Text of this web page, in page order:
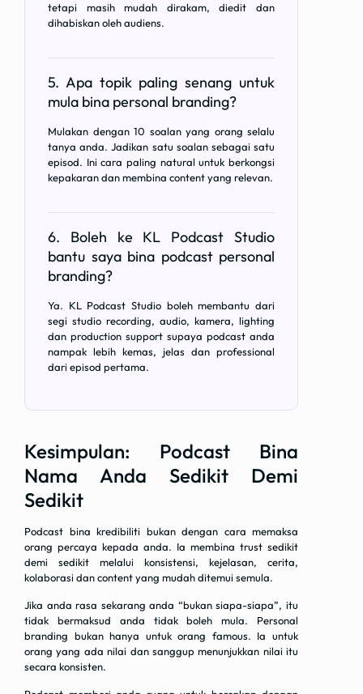
tetapi masih mudah dirakam, diedit dan
dihabiskan oleh audiens.
5. Apa topik paling senang untuk
mula bina personal branding?
Mulakan dengan 10 soalan yang orang selalu
tanya anda. Jadikan satu soalan sebagai satu
episod. Ini cara paling natural untuk berkongsi
kepakaran dan membina content yang relevan.
6. Boleh ke KL Podcast Studio
bantu saya bina podcast personal
branding?
Ya. KL Podcast Studio boleh membantu dari
segi studio recording, audio, kamera, lighting
dan production support supaya podcast anda
nampak lebih kemas, jelas dan professional
dari episod pertama.
Kesimpulan: Podcast Bina
Nama Anda Sedikit Demi
Sedikit
Podcast bina kredibiliti bukan dengan cara memaksa
orang percaya kepada anda. Ia membina trust sedikit
demi sedikit melalui konsistensi, kejelasan, cerita,
kolaborasi dan content yang mudah ditemui semula.
Jika anda rasa sekarang anda “bukan siapa-siapa”, itu
tidak bermaksud anda tidak boleh mula. Personal
branding bukan hanya untuk orang famous. Ia untuk
orang yang ada nilai dan sanggup menunjukkan nilai itu
secara konsisten.